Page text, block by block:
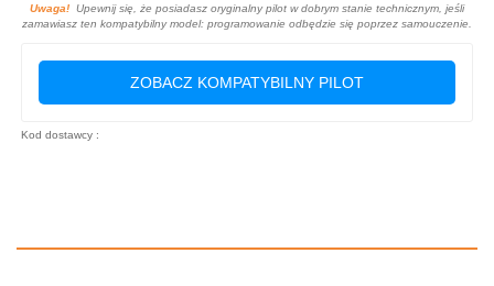
Uwaga! Upewnij się, że posiadasz oryginalny pilot w dobrym stanie technicznym, jeśli
zamawiasz ten kompatybilny model: programowanie odbędzie się poprzez samouczenie.
ZOBACZ KOMPATYBILNY PILOT
Kod dostawcy :